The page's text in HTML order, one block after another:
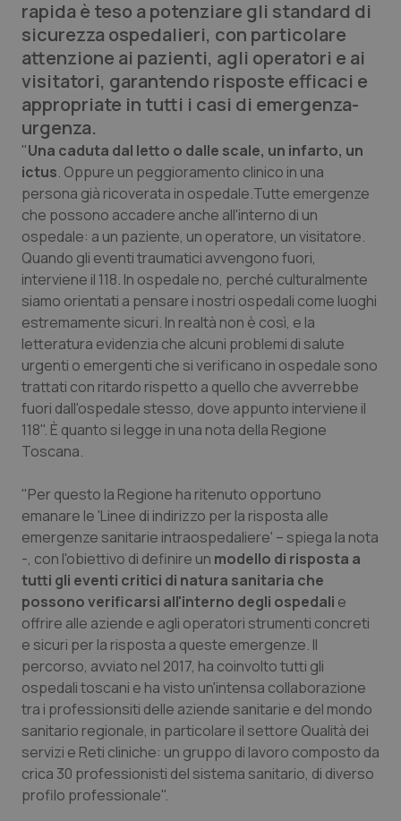
Professionisti Sanitari.AI
Abruzzo
Basilicata
Calabria
Campania
Emilia-Romagna
Friuli Venezia Giulia
Lazio
Liguria
Lombardia
Marche
Molise
Piemonte
Provincia Autonoma di Bolzano
Provincia Autonoma di Trento
Puglia
Sardegna
QS Pro Gold
Artrite & artrosi
Asma & BPCO
Car-T
Colesterolo & coronaropatie
Dermatite Atopica
Diabete & glucometri
Disturbi dell’umore
Dolore
Donna & Salute
Epatiti
HIV
Infezioni & Febbre
Ipertensione & Scompenso
Malattie rare
Malattia di Crohn & Rettocolite Ulcerosa
QS Club
rapida è teso a potenziare gli standard di
sicurezza ospedalieri, con particolare
attenzione ai pazienti, agli operatori e ai
visitatori, garantendo risposte efficaci e
appropriate in tutti i casi di emergenza-
urgenza.
"Una caduta dal letto o dalle scale, un infarto, un
ictus. Oppure un peggioramento clinico in una
persona già ricoverata in ospedale.Tutte emergenze
che possono accadere anche all'interno di un
ospedale: a un paziente, un operatore, un visitatore.
Quando gli eventi traumatici avvengono fuori,
interviene il 118. In ospedale no, perché culturalmente
siamo orientati a pensare i nostri ospedali come luoghi
estremamente sicuri. In realtà non è così, e la
letteratura evidenzia che alcuni problemi di salute
urgenti o emergenti che si verificano in ospedale sono
trattati con ritardo rispetto a quello che avverrebbe
fuori dall'ospedale stesso, dove appunto interviene il
118". È quanto si legge in una nota della Regione
Toscana.
"Per questo la Regione ha ritenuto opportuno
emanare le 'Linee di indirizzo per la risposta alle
emergenze sanitarie intraospedaliere' – spiega la nota
-, con l'obiettivo di definire un modello di risposta a
tutti gli eventi critici di natura sanitaria che
possono verificarsi all'interno degli ospedali e
offrire alle aziende e agli operatori strumenti concreti
e sicuri per la risposta a queste emergenze. Il
percorso, avviato nel 2017, ha coinvolto tutti gli
ospedali toscani e ha visto un'intensa collaborazione
tra i professionsiti delle aziende sanitarie e del mondo
sanitario regionale, in particolare il settore Qualità dei
servizi e Reti cliniche: un gruppo di lavoro composto da
crica 30 professionisti del sistema sanitario, di diverso
profilo professionale".